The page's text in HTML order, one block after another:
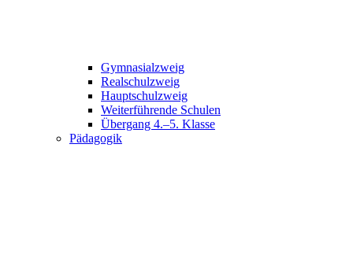
Gymnasialzweig
Realschulzweig
Hauptschulzweig
Weiterführende Schulen
Übergang 4.–5. Klasse
Pädagogik